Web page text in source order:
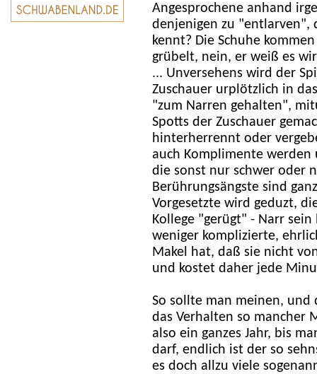
Angesprochene anhand
denjenigen zu "entlarven",
kennt? Die Schuhe
grübelt, nein, er weiß es
... Unversehens wird der
Zuschauer urplötzlich in
"zum Narren gehalten",
Spotts der Zuschauer
hinterherrennt oder
auch Komplimente werden
die sonst nur schwer oder
Berührungsängste sind
Vorgesetzte wird geduzt,
Kollege "gerügt" - Narr
weniger komplizierte,
Makel hat, daß sie nicht
und kostet daher jede
So sollte man meinen,
das Verhalten so mancher
also ein ganzes Jahr, bis
darf, endlich ist der so
es doch allzu viele